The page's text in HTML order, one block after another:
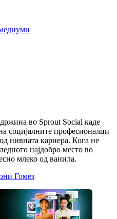
во Sprout Social каде
социјалните професионалци
нивната кариера. Кога не
најдобро место во
млеко од ванила.
Гомез